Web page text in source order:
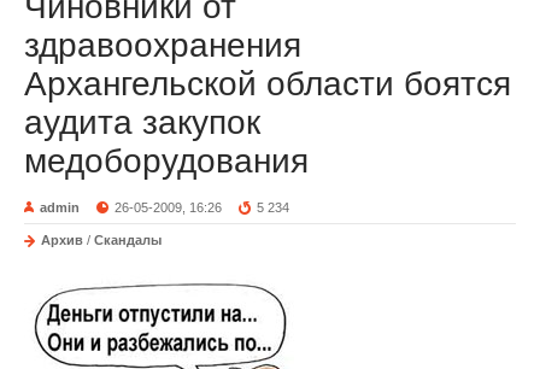
здравоохранения
Архангельской области боятся
аудита закупок
медоборудования
admin 26-05-2009, 16:26 5 234
Архив / Скандалы